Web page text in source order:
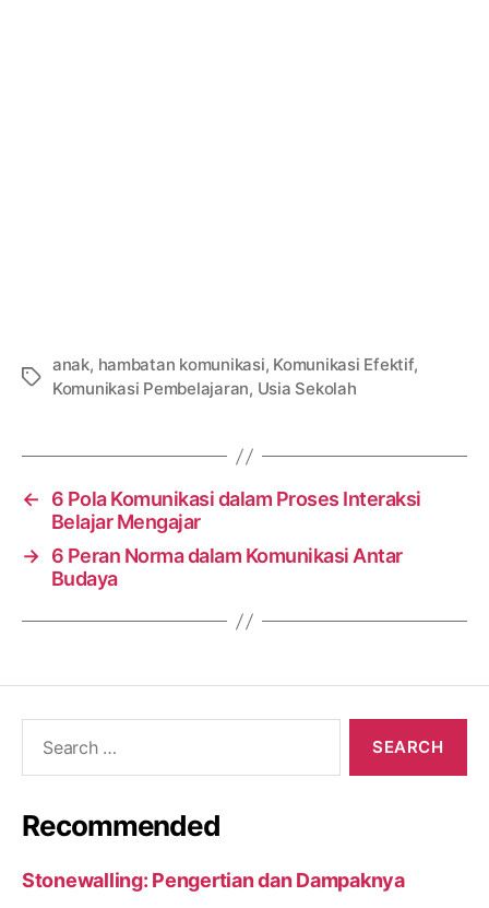
Tags
anak, hambatan komunikasi, Komunikasi Efektif,
Komunikasi Pembelajaran, Usia Sekolah
←
6 Pola Komunikasi dalam Proses Interaksi
Belajar Mengajar
→ 6 Peran Norma dalam Komunikasi Antar
Budaya
Recommended
Stonewalling: Pengertian dan Dampaknya